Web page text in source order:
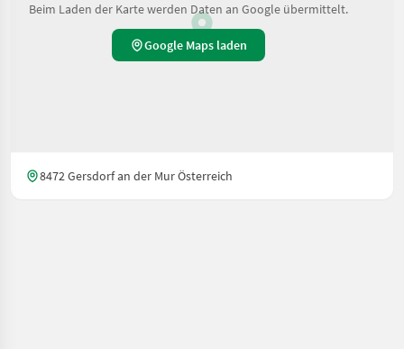
Beim Laden der Karte werden Daten an Google übermittelt.
Google Maps laden
8472 Gersdorf an der Mur Österreich